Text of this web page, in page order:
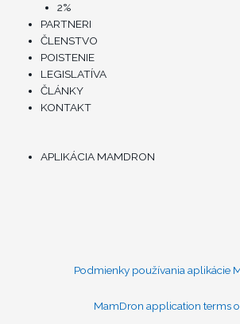
2%
PARTNERI
ČLENSTVO
POISTENIE
LEGISLATÍVA
ČLÁNKY
KONTAKT
Menu APLIKÁCIA MAMDRON
Podmienky používania aplikácie
MamDron application terms